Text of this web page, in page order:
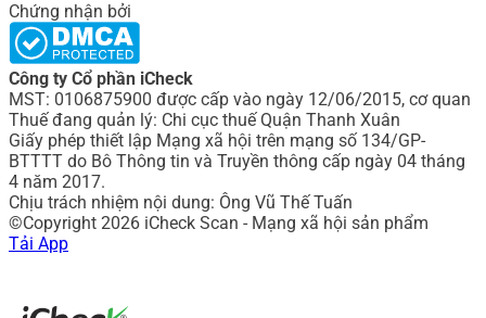
Chứng nhận bởi
Công ty Cổ phần iCheck
MST: 0106875900 được cấp vào ngày 12/06/2015, cơ quan
Thuế đang quản lý: Chi cục thuế Quận Thanh Xuân
Giấy phép thiết lập Mạng xã hội trên mạng số 134/GP-
BTTTT do Bô Thông tin và Truyền thông cấp ngày 04 tháng
4 năm 2017.
Chịu trách nhiệm nội dung: Ông Vũ Thế Tuấn
©Copyright 2026 iCheck Scan - Mạng xã hội sản phẩm
Tải App